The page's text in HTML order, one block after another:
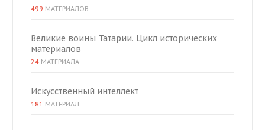
499 МАТЕРИАЛОВ
Великие воины Татарии. Цикл исторических
материалов
24 МАТЕРИАЛА
Искусственный интеллект
181 МАТЕРИАЛ